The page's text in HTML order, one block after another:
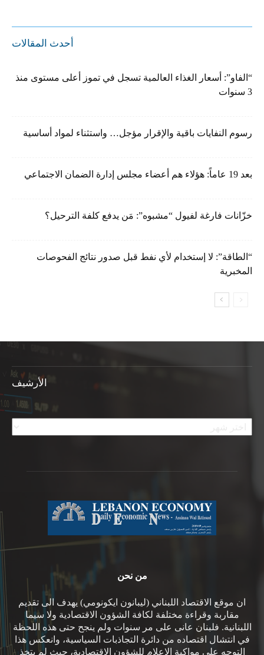
أحدث المقالات
“الفاو”: أسعار الغذاء العالمية تسجل في تموز أعلى مستوى منذ
3 سنوات
رسوم النفايات باقية والإقرار مؤجل… واستثناء لمواد أساسية
بعد 19 عاماً: هؤلاء هم أعضاء مجلس إدارة الضمان الاجتماعي
خزّانات فارغة لفيول “مشبوه”: مَن يدفع كلفة الترحيل؟
“الطاقة”: لا إستخدام لأي نفط قبل صدور نتائج الفحوصات
المخبرية
الأرشيف
الأرشيف
من نحن
ان موقع الاقتصاد اللبناني (ليبانون ايكونومي) يهدف الى تقديم
مقاربة وقراءة مختلفة لكافة الشؤون الاقتصادية ولا سيما
اللبنانية. فلبنان عانى على مر سنوات ولم ينجح حتى هذه اللحظة
في انتشال اقتصاده من دائرة التجاذبات السياسية، وانعكس هذا
التوجه على مواكبة الإعلام للشؤون الإقتصادية، حيث لم يتخذ